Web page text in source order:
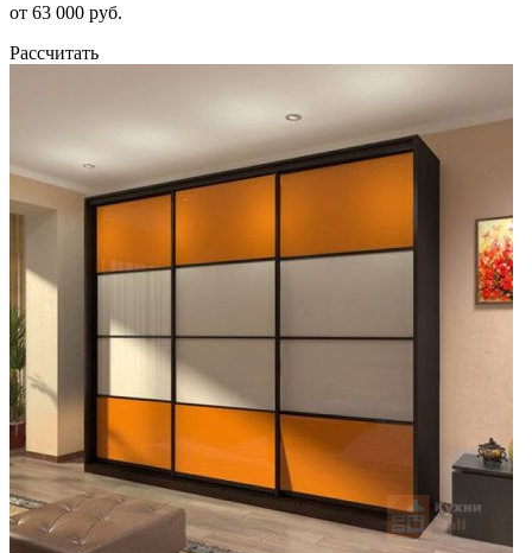
от 63 000 руб.
Рассчитать